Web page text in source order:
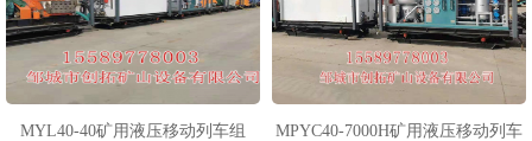
MYL40-40矿用液压移动列车组
MPYC40-7000H矿用液压移动列车